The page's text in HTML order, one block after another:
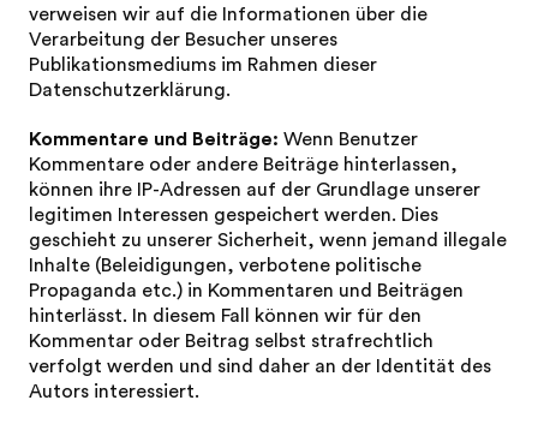
verweisen wir auf die Informationen über die
Verarbeitung der Besucher unseres
Publikationsmediums im Rahmen dieser
Datenschutzerklärung.
Kommentare und Beiträge: Wenn Benutzer
Kommentare oder andere Beiträge hinterlassen,
können ihre IP-Adressen auf der Grundlage unserer
legitimen Interessen gespeichert werden. Dies
geschieht zu unserer Sicherheit, wenn jemand illegale
Inhalte (Beleidigungen, verbotene politische
Propaganda etc.) in Kommentaren und Beiträgen
hinterlässt. In diesem Fall können wir für den
Kommentar oder Beitrag selbst strafrechtlich
verfolgt werden und sind daher an der Identität des
Autors interessiert.